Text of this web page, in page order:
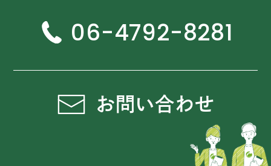
06-4792-8281
お問い合わせ